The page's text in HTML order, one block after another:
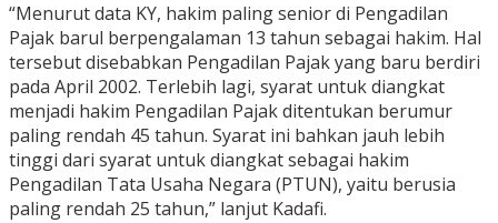
“Menurut data KY, hakim paling senior di Pengadilan
Pajak barul berpengalaman 13 tahun sebagai hakim. Hal
tersebut disebabkan Pengadilan Pajak yang baru berdiri
pada April 2002. Terlebih lagi, syarat untuk diangkat
menjadi hakim Pengadilan Pajak ditentukan berumur
paling rendah 45 tahun. Syarat ini bahkan jauh lebih
tinggi dari syarat untuk diangkat sebagai hakim
Pengadilan Tata Usaha Negara (PTUN), yaitu berusia
paling rendah 25 tahun,” lanjut Kadafi.